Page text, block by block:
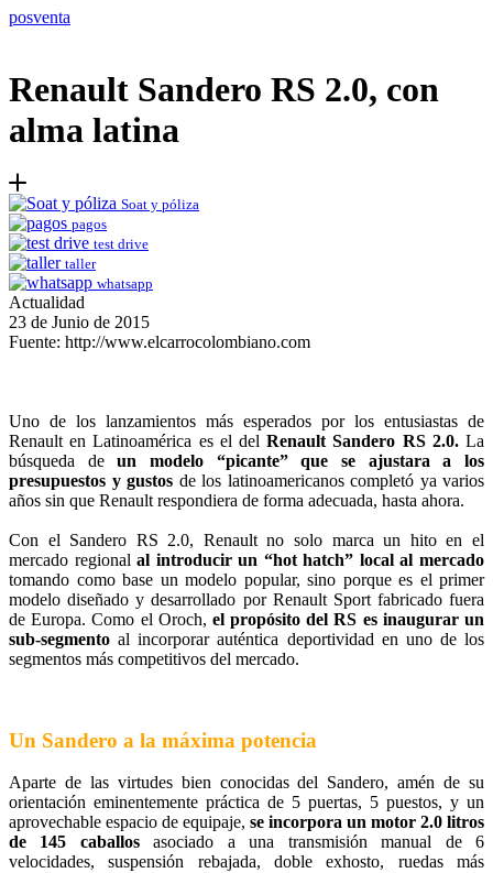
posventa
Renault Sandero RS 2.0, con
alma latina
Soat y póliza
pagos
test drive
taller
whatsapp
Actualidad
23 de Junio de 2015
Fuente: http://www.elcarrocolombiano.com
Uno de los lanzamientos más esperados por los entusiastas de
Renault en Latinoamérica es el delRenault Sandero RS 2.0.La
búsqueda deun modelo “picante” que se ajustara a los
presupuestos y gustos de los latinoamericanos completó ya varios
años sin que Renault respondiera de forma adecuada, hasta ahora.
Con el Sandero RS 2.0, Renault no solo marca un hito en el
mercado regionalal introducir un “hot hatch” local al mercado
tomando como base un modelo popular, sino porque es el primer
modelo diseñado y desarrollado por Renault Sport fabricado fuera
de Europa. Como el Oroch, el propósito del RS es inaugurar un
sub-segmento al incorporar auténtica deportividad en uno de los
segmentos más competitivos del mercado.
Un Sandero a la máxima potencia
Aparte de las virtudes bien conocidas del Sandero, amén de su
orientación eminentemente práctica de 5 puertas, 5 puestos, y un
aprovechable espacio de equipaje, se incorpora un motor 2.0 litros
de 145 caballosasociado a una transmisión manual de 6
velocidades, suspensión rebajada, doble exhosto, ruedas más